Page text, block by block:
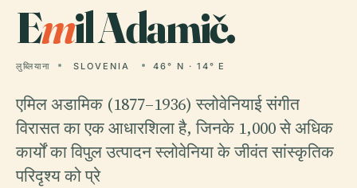
Emil Adamič.
लुब्लियाना SLOVENIA 46° N · 14° E
एमिल अडामिक (1877–1936) स्लोवेनियाई संगीत
विरासत का एक आधारशिला है, जिनके 1,000 से अधिक
कार्यों का विपुल उत्पादन स्लोवेनिया के जीवंत सांस्कृतिक
परिदृश्य को प्रे